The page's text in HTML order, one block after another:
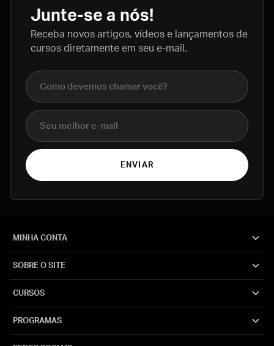
Junte-se a nós!
Receba novos artigos, vídeos e lançamentos de
cursos diretamente em seu e-mail.
Nome completo
E-mail
ENVIAR
MINHA CONTA
SOBRE O SITE
CURSOS
PROGRAMAS